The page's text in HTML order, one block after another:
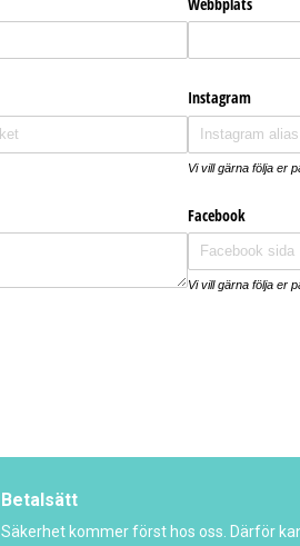
Betalsätt
Säkerhet kommer först hos oss. Därför